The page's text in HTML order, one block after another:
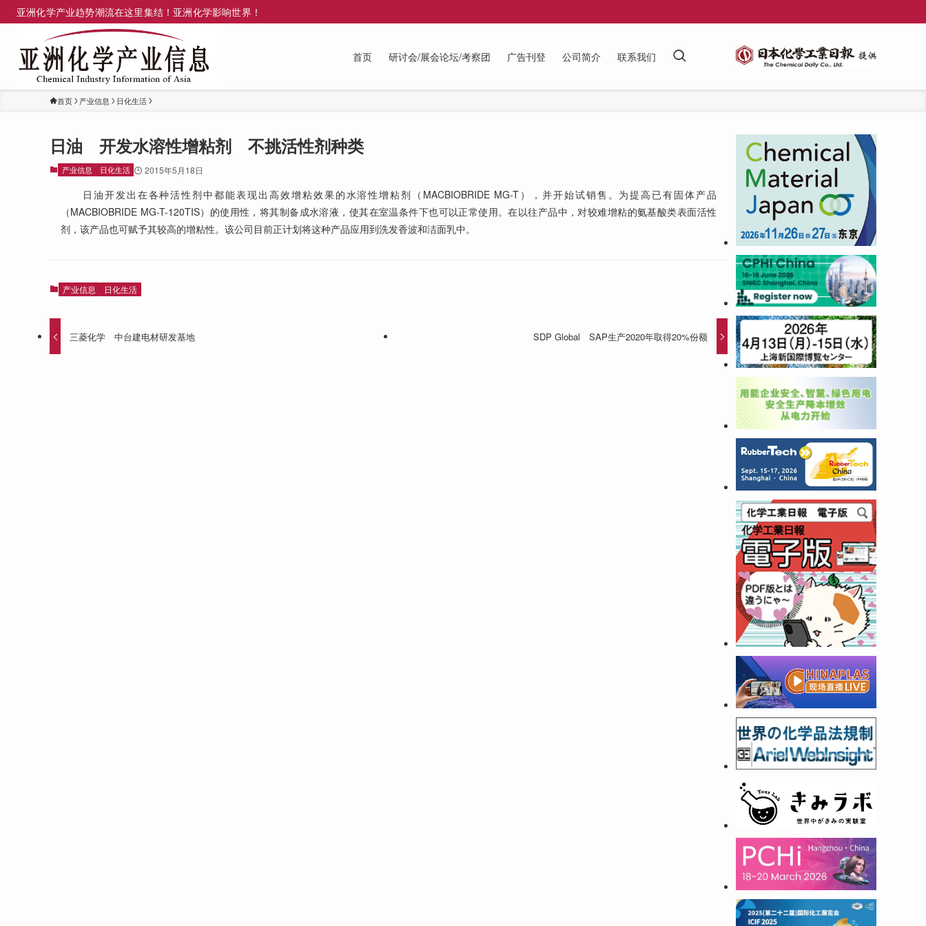
亚洲化学产业趋势潮流在这里集结！亚洲化学影响世界！
首页 研讨会/展会论坛/考察团 广告刊登 公司简介 联系我们
首页 产业信息 日化生活
日油 开发水溶性增粘剂 不挑活性剂种类
产业信息 日化生活 2015年5月18日
日油开发出在各种活性剂中都能表现出高效增粘效果的水溶性增粘剂（MACBIOBRIDE MG-T），并开始试销售。为提高已有固体产品
（MACBIOBRIDE MG-T-120TIS）的使用性，将其制备成水溶液，使其在室温条件下也可以正常使用。在以往产品中，对较难增粘的氨基酸类表面活性
剂，该产品也可赋予其较高的增粘性。该公司目前正计划将这种产品应用到洗发香波和洁面乳中。
产业信息 日化生活
三菱化学 中台建电材研发基地 SDP Global SAP生产2020年取得20%份额